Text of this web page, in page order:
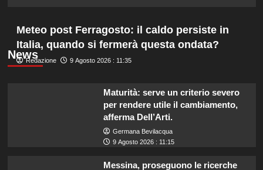
News
Meteo post Ferragosto: il caldo persiste in
Italia, quando si fermerà questa ondata?
Redazione 9 Agosto 2026 : 11:35
Maturità: serve un criterio severo
per rendere utile il cambiamento,
afferma Dell’Arti.
Germana Bevilacqua
9 Agosto 2026 : 11:15
Messina, proseguono le ricerche